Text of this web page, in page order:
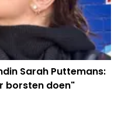
Sarah Puttemans:
borsten doen"